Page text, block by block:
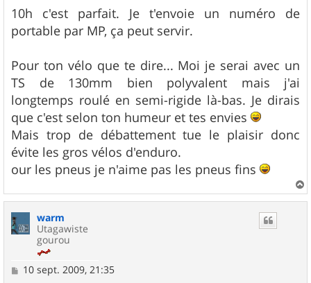
s
s
a
10h c'est parfait. Je t'envoie un numéro de
portable par MP, ça peut servir.
Pour ton vélo que te dire... Moi je serai avec un
TS de 130mm bien polyvalent mais j'ai
longtemps roulé en semi-rigide là-bas. Je dirais
que c'est selon ton humeur et tes envies
Mais trop de débattement tue le plaisir donc
évite les gros vélos d'enduro.
our les pneus je n'aime pas les pneus fins
a
warm
Utagawiste
gourou
M10 sept. 2009, 21:35